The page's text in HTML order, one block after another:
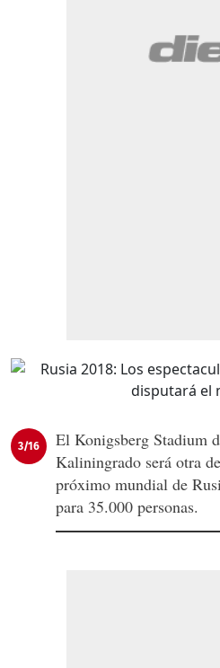
3/16
El Konigsberg Stadium
Kaliningrado será otra
próximo mundial de
para 35.000 personas.